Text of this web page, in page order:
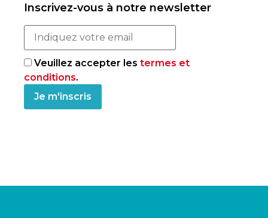
Inscrivez-vous à notre newsletter
Veuillez accepter les termes et
conditions.